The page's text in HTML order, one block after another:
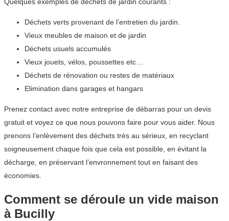
Déchets verts provenant de l’entretien du jardin.
Vieux meubles de maison et de jardin
Déchets usuels accumulés
Vieux jouets, vélos, poussettes etc…
Déchets de rénovation ou restes de matériaux
Elimination dans garages et hangars
Prenez contact avec notre entreprise de débarras pour un devis
gratuit et voyez ce que nous pouvons faire pour vous aider. Nous
prenons l’enlèvement des déchets très au sérieux, en recyclant
soigneusement chaque fois que cela est possible, en évitant la
décharge, en préservant l’envronnement tout en faisant des
économies.
Comment se déroule un vide maison
à Bucilly